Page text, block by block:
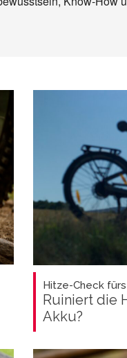
Hitze-Check
Ruiniert die
Akku?